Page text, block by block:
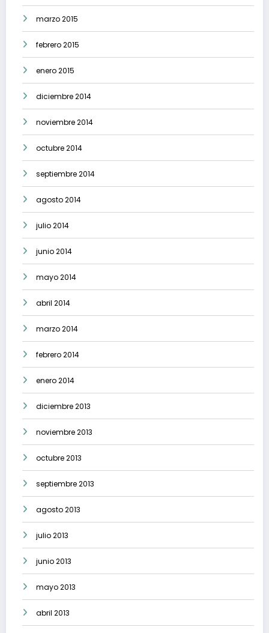
marzo 2015
febrero 2015
enero 2015
diciembre 2014
noviembre 2014
octubre 2014
septiembre 2014
agosto 2014
julio 2014
junio 2014
mayo 2014
abril 2014
marzo 2014
febrero 2014
enero 2014
diciembre 2013
noviembre 2013
octubre 2013
septiembre 2013
agosto 2013
julio 2013
junio 2013
mayo 2013
abril 2013